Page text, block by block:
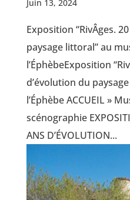
Juin 13, 2024
Exposition “RivÂges.
paysage littoral” au
l’ÉphèbeExposition
d’évolution du
l’Éphèbe ACCUEIL »
scénographie
ANS D’ÉVOLUTION...